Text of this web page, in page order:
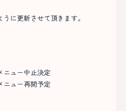
に更新させて頂きます。
ュー中止決定
ュー再開予定